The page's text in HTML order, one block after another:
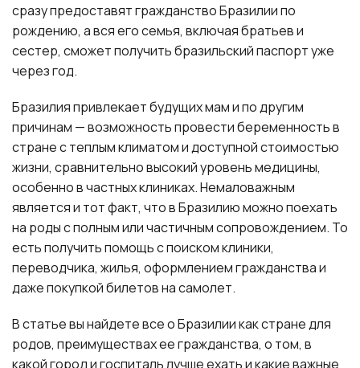
сразу предоставят гражданство Бразилии по
рождению, а вся его семья, включая братьев и
сестер, сможет получить бразильский паспорт уже
через год.
Бразилия привлекает будущих мам и по другим
причинам — возможность провести беременность в
стране с теплым климатом и доступной стоимостью
жизни, сравнительно высокий уровень медицины,
особенно в частных клиниках. Немаловажным
является и тот факт, что в Бразилию можно поехать
на роды с полным или частичным сопровождением. То
есть получить помощь с поиском клиники,
переводчика, жилья, оформлением гражданства и
даже покупкой билетов на самолет.
В статье вы найдете все о Бразилии как стране для
родов, преимуществах ее гражданства, о том, в
какой город и госпиталь лучше ехать и какие важные